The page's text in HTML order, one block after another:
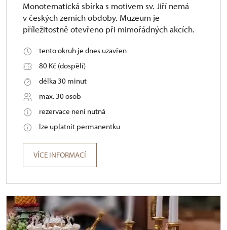
Monotematická sbírka s motivem sv. Jiří nemá
v českých zemích obdoby. Muzeum je
příležitostně otevřeno při mimořádných akcích.
tento okruh je dnes uzavřen
80 Kč (dospělí)
délka 30 minut
max. 30 osob
rezervace není nutná
lze uplatnit permanentku
VÍCE INFORMACÍ